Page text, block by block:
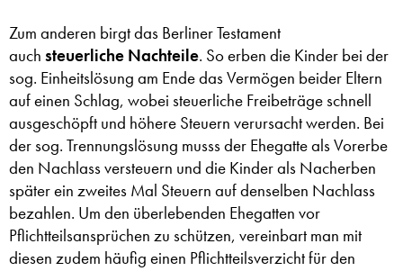
Zum anderen birgt das Berliner Testament
auch steuerliche Nachteile. So erben die Kinder bei der
sog. Einheitslösung am Ende das Vermögen beider Eltern
auf einen Schlag, wobei steuerliche Freibeträge schnell
ausgeschöpft und höhere Steuern verursacht werden. Bei
der sog. Trennungslösung musss der Ehegatte als Vorerbe
den Nachlass versteuern und die Kinder als Nacherben
später ein zweites Mal Steuern auf denselben Nachlass
bezahlen. Um den überlebenden Ehegatten vor
Pflichtteilsansprüchen zu schützen, vereinbart man mit
diesen zudem häufig einen Pflichtteilsverzicht für den